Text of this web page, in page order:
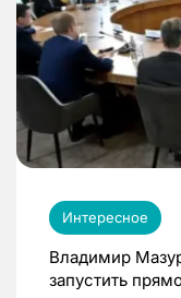
Интересное
Владимир
запустить